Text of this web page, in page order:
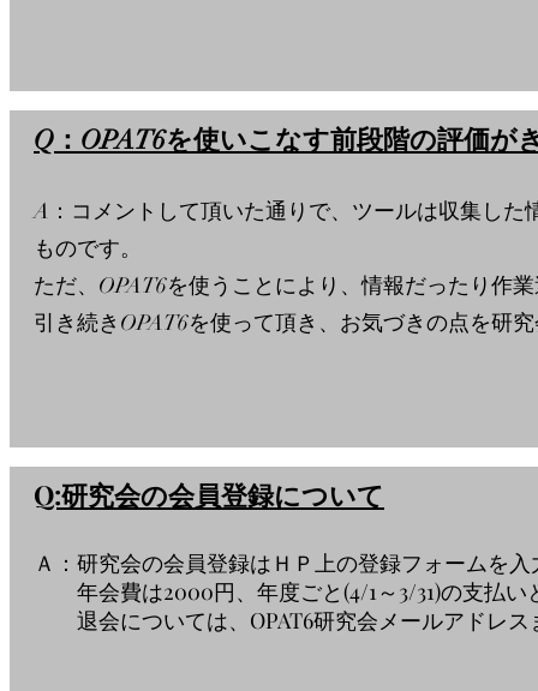
Q：OPAT6を使いこなす前段階の評価
A：コメントして頂いた通りで、ツールは収集し
ものです。
ただ、OPAT6を使うことにより、情報だったり作
引き続きOPAT6を使って頂き、お気づきの点を研
Q:研究会の会員登録について
Ａ：研究会の会員登録はＨＰ上の登録フォームを
年会費は2000円、年度ごと(4/1～3/31)の支払い
退会については、OPAT6研究会メールアドレス